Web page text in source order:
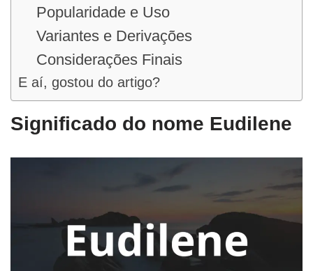
Popularidade e Uso
Variantes e Derivações
Considerações Finais
E aí, gostou do artigo?
Significado do nome Eudilene